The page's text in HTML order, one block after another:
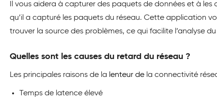
Il vous aidera à capturer des paquets de données et à
qu’il a capturé les paquets du réseau. Cette application
trouver la source des problèmes, ce qui facilite l’analyse
Quelles sont les causes du retard du réseau ?
Les principales raisons de la lenteur de la connectivité
Temps de latence élevé